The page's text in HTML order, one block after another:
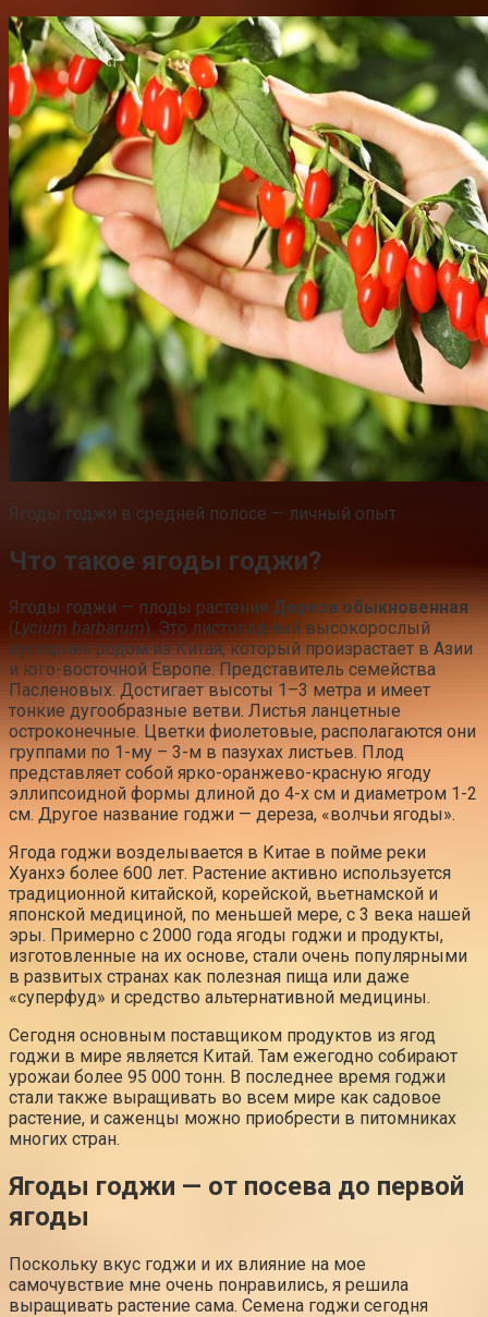
Ягоды годжи в средней полосе — личный опыт
Что такое ягоды годжи?
Ягоды годжи — плоды растения Дереза обыкновенная
(Lycium barbarum). Это листопадный высокорослый
кустарник родом из Китая, который произрастает в Азии
и юго-восточной Европе. Представитель семейства
Пасленовых. Достигает высоты 1–3 метра и имеет
тонкие дугообразные ветви. Листья ланцетные
остроконечные. Цветки фиолетовые, располагаются они
группами по 1-му – 3-м в пазухах листьев. Плод
представляет собой ярко-оранжево-красную ягоду
эллипсоидной формы длиной до 4-х см и диаметром 1-2
см. Другое название годжи — дереза, «волчьи ягоды».
Ягода годжи возделывается в Китае в пойме реки
Хуанхэ более 600 лет. Растение активно используется
традиционной китайской, корейской, вьетнамской и
японской медициной, по меньшей мере, с 3 века нашей
эры. Примерно с 2000 года ягоды годжи и продукты,
изготовленные на их основе, стали очень популярными
в развитых странах как полезная пища или даже
«суперфуд» и средство альтернативной медицины.
Сегодня основным поставщиком продуктов из ягод
годжи в мире является Китай. Там ежегодно собирают
урожаи более 95 000 тонн. В последнее время годжи
стали также выращивать во всем мире как садовое
растение, и саженцы можно приобрести в питомниках
многих стран.
Ягоды годжи — от посева до первой
ягоды
Поскольку вкус годжи и их влияние на мое
самочувствие мне очень понравились, я решила
выращивать растение сама. Семена годжи сегодня